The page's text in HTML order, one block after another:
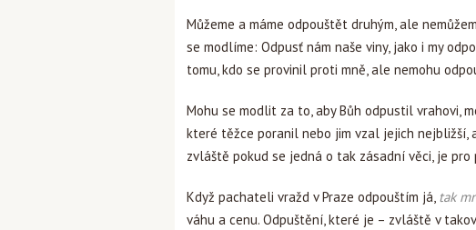
Můžeme a máme odpouštět druhým, ale
se modlíme: Odpusť nám naše viny, jako i my
tomu, kdo se provinil proti mně, ale nemohu
Mohu se modlit za to, aby Bůh odpustil vrahovi,
které těžce poranil nebo jim vzal jejich nejbližší,
zvláště pokud se jedná o tak zásadní věci, je
Když pachateli vražd v Praze odpouštím já, tak
váhu a cenu. Odpuštění, které je – zvláště v